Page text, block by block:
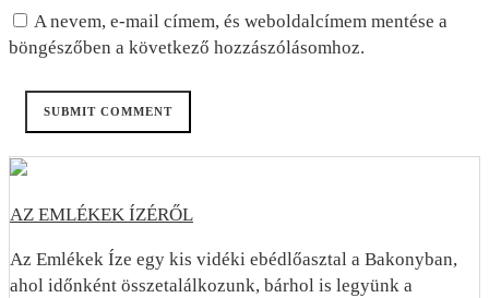
A nevem, e-mail címem, és weboldalcímem mentése a
böngészőben a következő hozzászólásomhoz.
AZ EMLÉKEK ÍZÉRŐL
Az Emlékek Íze egy kis vidéki ebédlőasztal a Bakonyban,
ahol időnként összetalálkozunk, bárhol is legyünk a